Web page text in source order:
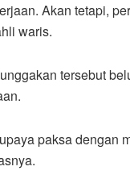
Akan tetapi,
waris.
tersebut
paksa dengan